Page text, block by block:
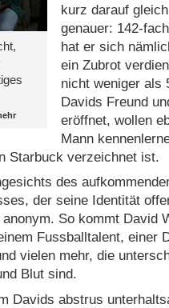
kurz darauf
genauer: 142-
hat er sich
ein Zubrot
nicht weniger als
Davids Freund
eröffnet, wollen
Mann
Starbuck verzeichnet ist.
des
der seine Identität
So kommt David
Fussballtalent, einer
vielen mehr, die
Blut sind.
Davids abstrus